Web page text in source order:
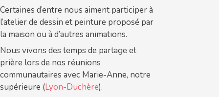
Certaines d’entre nous aiment participer à
l’atelier de dessin et peinture proposé par
la maison ou à d’autres animations.
Nous vivons des temps de partage et
prière lors de nos réunions
communautaires avec Marie-Anne, notre
supérieure (Lyon-Duchère).